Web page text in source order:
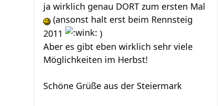
ja wirklich genau DORT zum ersten Mal
(ansonst halt erst beim Rennsteig
2011
)
Aber es gibt eben wirklich sehr viele
Möglichkeiten im Herbst!
Schöne Grüße aus der Steiermark